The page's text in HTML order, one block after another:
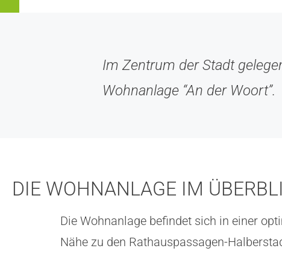
Im Zentrum der Stadt
Wohnanlage “An der Woort”.
DIE WOHNANLAGE IM
Die Wohnanlage befindet sich in einer
Nähe zu den Rathauspassagen-